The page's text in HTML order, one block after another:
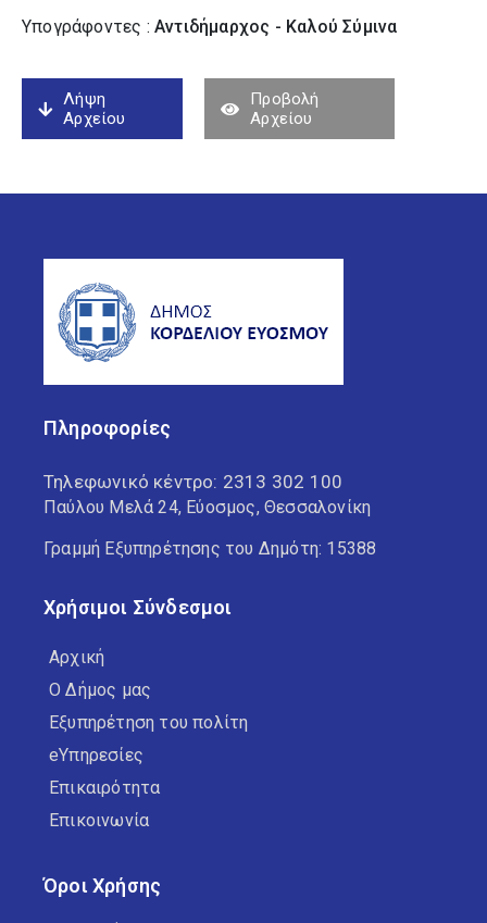
Υπογράφοντες : Αντιδήμαρχος - Καλού Σύµινα
Λήψη
Αρχείου
Προβολή
Αρχείου
Πληροφορίες
Τηλεφωνικό κέντρο: 2313 302 100
Παύλου Μελά 24, Εύοσμος, Θεσσαλονίκη
Γραμμή Εξυπηρέτησης του Δημότη: 15388
Χρήσιμοι Σύνδεσμοι
Αρχική
Ο Δήμος μας
Εξυπηρέτηση του πολίτη
eΥπηρεσίες
Επικαιρότητα
Επικοινωνία
Όροι Χρήσης